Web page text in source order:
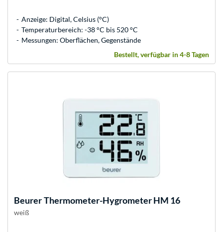
Anzeige: Digital, Celsius (°C)
Temperaturbereich: -38 °C bis 520 °C
Messungen: Oberflächen, Gegenstände
Bestellt, verfügbar in 4-8 Tagen
BeurerThermometer-Hygrometer HM 16
weiß